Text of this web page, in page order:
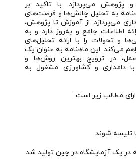
پژوهش می‌پردازد. با تاکید بر
به تحلیل چالش‌ها و فرصت‌های
می‌پردازد. از آموزش تا پژوهش،
اطلاعات جامع و به‌روز دارد و به
و تحولات را با ارائه تحلیل‌های
می‌کند. این ماهنامه به عنوان یک
در ترویج بهترین روش‌ها و
دامداری و کشاورزی مشغول به
مطالب زیر است:
تلیسه شوند
یک آزمایشگاه در چین تولید شد